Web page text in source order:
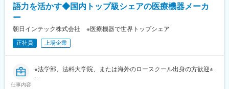
語力を活かす◆国内トップ級シェアの医療機器メーカ
ー
朝日インテック株式会社 ※医療機器で世界トップシェア
正社員 上場企業
仕事内容
※法学部、法科大学院、または海外のロースクール出身の方歓迎※